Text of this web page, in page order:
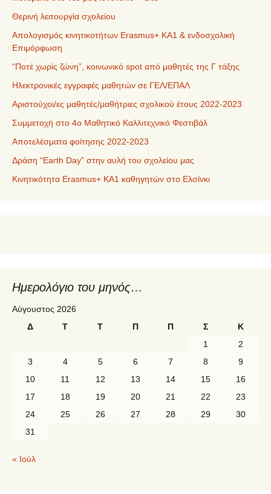
Θερινή λειτουργία σχολείου
Απολογισμός κινητικοτήτων Erasmus+ ΚΑ1 & ενδοσχολική
Επιμόρφωση
“Ποτέ χωρίς ζώνη”, κοινωνικό spot από μαθητές της Γ τάξης
Ηλεκτρονικές εγγραφές μαθητών σε ΓΕΛ/ΕΠΑΛ
Αριστούχοι/ες μαθητές/μαθήτριες σχολικού έτους 2022-2023
Συμμετοχή στο 4ο Μαθητικό Καλλιτεχνικό Φεστιβάλ
Αποτελέσματα φοίτησης 2022-2023
Δράση “Earth Day” στην αυλή του σχολείου μας
Κινητικότητα Erasmus+ KA1 καθηγητών στο Ελσίνκι
Ημερολόγιο του μηνός…
Αύγουστος 2026
Δ
Τ Τ Π Π Σ
Κ
1
2
3
4 5 6 7 8
9
10
11 12 13 14 15
16
17
18 19 20 21 22
23
24
25 26 27 28 29
30
31
« Ιούλ